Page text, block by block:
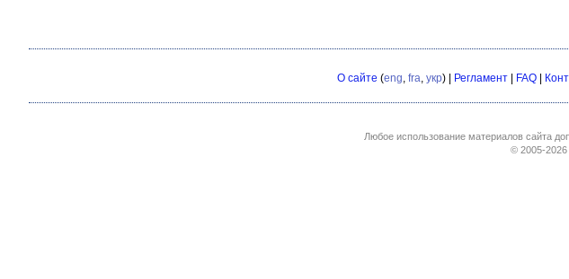
О сайте (eng, fra, укр) | Регламент FAQ
Любое использование материалов сайта
© 2005-2026